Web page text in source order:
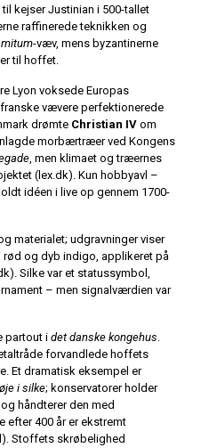
kejser Justinian i 500-tallet
raffinerede teknikken og
-væv, mens byzantinerne
til hoffet.
Lyon voksede Europas
vævere perfektionerede
drømte Christian IVom
morbærtræer ved Kongens
, men klimaet og træernes
(lex.dk). Kun hobbyavl –
idéen i live op gennem 1700-
materialet; udgravninger viser
og dyb indigo, applikeret på
). Silke var et statussymbol,
– men signalværdien var
partout i det danske kongehus.
forvandlede hoffets
Et dramatisk eksempel er
i silke; konservatorer holder
håndterer den med
efter 400 år er ekstremt
). Stoffets skrøbelighed